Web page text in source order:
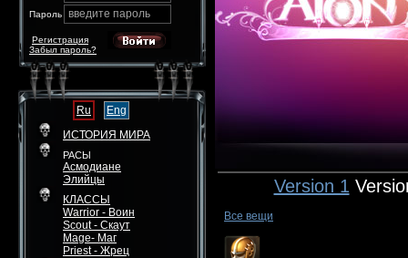
Пароль введите пароль
Забыл пароль?
Регистрация
Ru
Eng
ИСТОРИЯ МИРА
РАСЫ
Асмодиане
Элийцы
КЛАССЫ
Warrior - Воин
Scout - Скаут
Mage- Маг
Priest - Жрец
Version 1
Все вещи